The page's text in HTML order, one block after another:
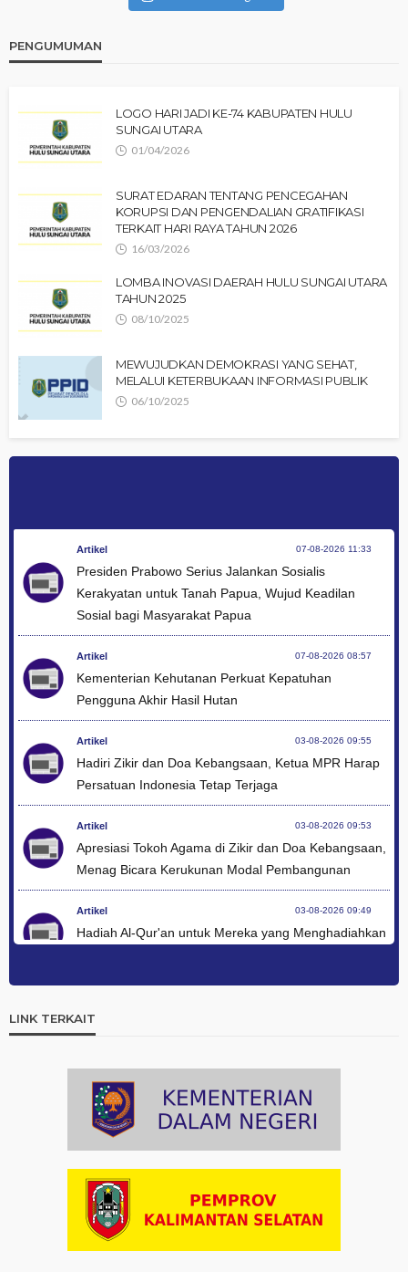
PENGUMUMAN
LOGO HARI JADI KE-74 KABUPATEN HULU
SUNGAI UTARA
01/04/2026
SURAT EDARAN TENTANG PENCEGAHAN
KORUPSI DAN PENGENDALIAN GRATIFIKASI
TERKAIT HARI RAYA TAHUN 2026
16/03/2026
LOMBA INOVASI DAERAH HULU SUNGAI UTARA
TAHUN 2025
08/10/2025
MEWUJUDKAN DEMOKRASI YANG SEHAT,
MELALUI KETERBUKAAN INFORMASI PUBLIK
06/10/2025
Artikel 07-08-2026 11:33
Presiden Prabowo Serius Jalankan Sosialis
Kerakyatan untuk Tanah Papua, Wujud Keadilan
Sosial bagi Masyarakat Papua
Artikel 07-08-2026 08:57
Kementerian Kehutanan Perkuat Kepatuhan
Pengguna Akhir Hasil Hutan
Artikel 03-08-2026 09:55
Hadiri Zikir dan Doa Kebangsaan, Ketua MPR Harap
Persatuan Indonesia Tetap Terjaga
Artikel 03-08-2026 09:53
Apresiasi Tokoh Agama di Zikir dan Doa Kebangsaan,
Menag Bicara Kerukunan Modal Pembangunan
Artikel 03-08-2026 09:49
Hadiah Al-Qur'an untuk Mereka yang Menghadiahkan
Ini Teks Lengkap Doa Kebangsaan Umat Kristen
Protestan di Monas
Artikel
Paduan Suara yang Menyatukan Harapan untuk
Indonesia
Dalam Zikir dan Doa Kebangsaan, Tio Menemukan
Makna Keberagaman
Artikel 01-08-2026 18:00
LINK TERKAIT